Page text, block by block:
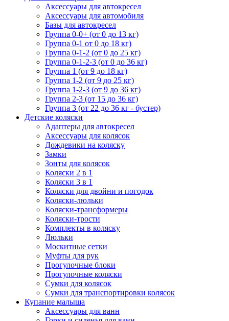
Аксессуары для автокресел
Аксессуары для автомобиля
Базы для автокресел
Группа 0-0+ (от 0 до 13 кг)
Группа 0-1 от 0 до 18 кг)
Группа 0-1-2 (от 0 до 25 кг)
Группа 0-1-2-3 (от 0 до 36 кг)
Группа 1 (от 9 до 18 кг)
Группа 1-2 (от 9 до 25 кг)
Группа 1-2-3 (от 9 до 36 кг)
Группа 2-3 (от 15 до 36 кг)
Группа 3 (от 22 до 36 кг - бустер)
Детские коляски
Адаптеры для автокресел
Аксессуары для колясок
Дождевики на коляску
Замки
Зонты для колясок
Коляски 2 в 1
Коляски 3 в 1
Коляски для двойни и погодок
Коляски-люльки
Коляски-трансформеры
Коляски-трости
Комплекты в коляску
Люльки
Москитные сетки
Муфты для рук
Прогулочные блоки
Прогулочные коляски
Сумки для колясок
Сумки для транспортировки колясок
Купание малыша
Аксессуары для ванн